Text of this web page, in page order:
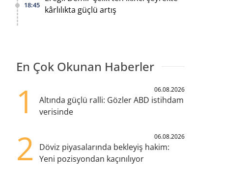
18:45
kârlılıkta güçlü artış
En Çok Okunan Haberler
1 06.08.2026
Altında güçlü ralli: Gözler ABD istihdam
verisinde
2 06.08.2026
Döviz piyasalarında bekleyiş hakim:
Yeni pozisyondan kaçınılıyor